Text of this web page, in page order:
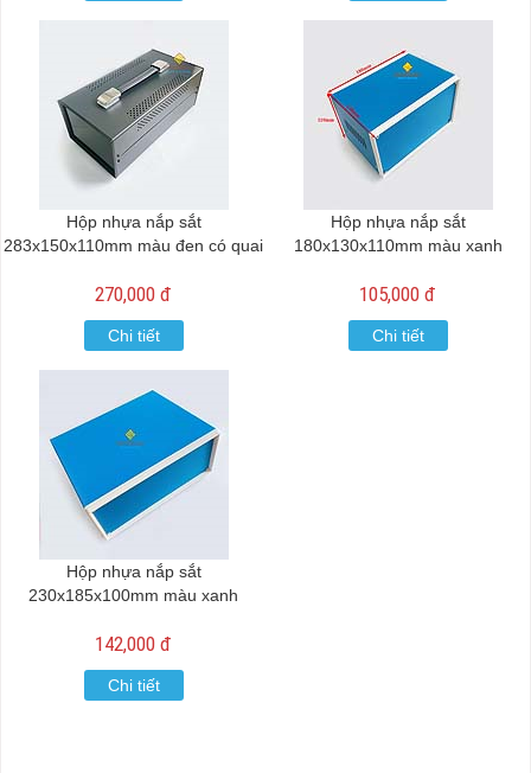
Hộp nhựa nắp sắt
283x150x110mm màu đen có quai
270,000 đ
Chi tiết
Hộp nhựa nắp sắt
180x130x110mm màu xanh
105,000 đ
Chi tiết
Hộp nhựa nắp sắt
230x185x100mm màu xanh
142,000 đ
Chi tiết